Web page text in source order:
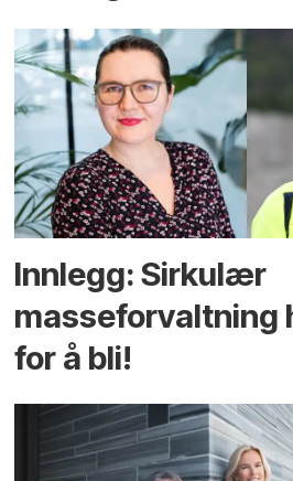
Innlegg: Sirkulær
masseforvaltning
for å bli!